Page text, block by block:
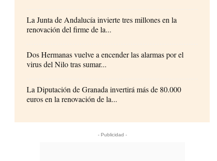
La Junta de Andalucía invierte tres millones en la
renovación del firme de la...
Dos Hermanas vuelve a encender las alarmas por el
virus del Nilo tras sumar...
La Diputación de Granada invertirá más de 80.000
euros en la renovación de la...
- Publicidad -